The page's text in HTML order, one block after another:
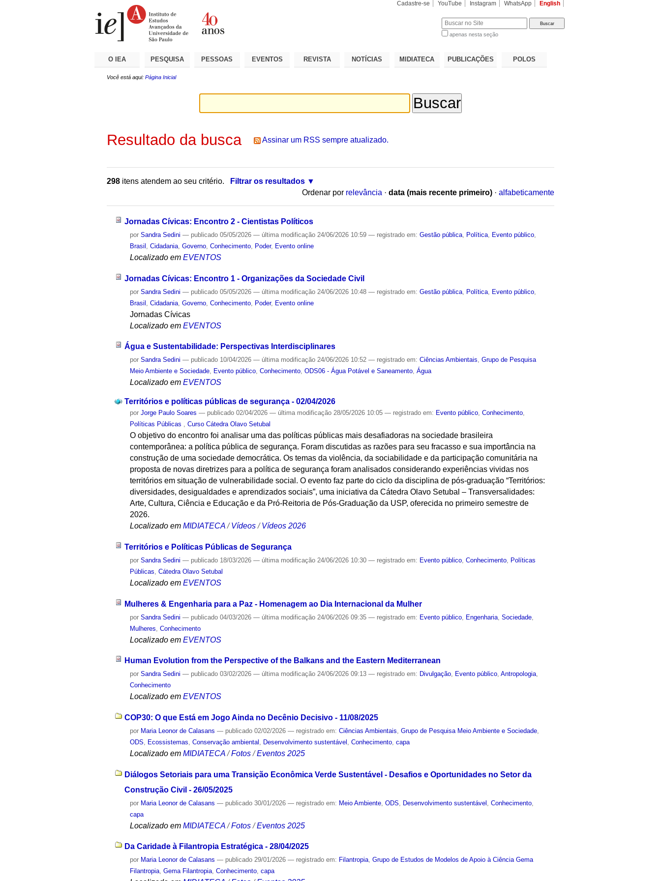
Cadastre-se YouTube Instagram WhatsApp English
apenas nesta seção
O IEA PESQUISA PESSOAS EVENTOS REVISTA NOTÍCIAS MIDIATECA PUBLICAÇÕES POLOS
Você está aqui: Página Inicial
Resultado da busca Assinar um RSS sempre atualizado.
298 itens atendem ao seu critério.
Filtrar os resultados
Ordenar por relevância · data (mais recente primeiro) · alfabeticamente
Jornadas Cívicas: Encontro 2 - Cientistas Políticos
porSandra Sedini — publicado 05/05/2026— última modificação 24/06/2026 10:59— registrado em:Gestão pública Política Evento público
Brasil
,Cidadania ,Governo ,Conhecimento Poder, Evento online
Localizado em EVENTOS
Jornadas Cívicas: Encontro 1 - Organizações da Sociedade Civil
porSandra Sedini — publicado 05/05/2026— última modificação 24/06/2026 10:48— registrado em:Gestão pública Política Evento público
Brasil ,Cidadania ,Governo ,Conhecimento Poder, Evento online
Jornadas Cívicas
Localizado em EVENTOS
Água e Sustentabilidade: Perspectivas Interdisciplinares
porSandra Sedini — publicado 10/04/2026— última modificação 24/06/2026 10:52— registrado em:Ciências Ambientais,Grupo de Pesquisa
Meio Ambiente e Sociedade, Evento público,Conhecimento,ODS06 - Água Potável e Saneamento,Água
Localizado em EVENTOS
Territórios e políticas públicas de segurança - 02/04/2026
porJorge Paulo Soares — publicado 02/04/2026— última modificação 28/05/2026 10:05— registrado em: Evento público,Conhecimento,
Políticas Públicas ,Curso Cátedra Olavo Setubal
O objetivo do encontro foi analisar uma das políticas públicas mais desafiadoras na sociedade brasileira
contemporânea: a política pública de segurança. Foram discutidas as razões para seu fracasso e sua importância na
construção de uma sociedade democrática. Os temas da violência, da sociabilidade e da participação comunitária na
proposta de novas diretrizes para a política de segurança foram analisados considerando experiências vividas nos
territórios em situação de vulnerabilidade social. O evento faz parte do ciclo da disciplina de pós-graduação “Territórios:
diversidades, desigualdades e aprendizados sociais”, uma iniciativa da Cátedra Olavo Setubal – Transversalidades:
Arte, Cultura, Ciência e Educação e da Pró-Reitoria de Pós-Graduação da USP, oferecida no primeiro semestre de
2026.
Localizado em MIDIATECA /Vídeos /Vídeos 2026
Territórios e Políticas Públicas de Segurança
porSandra Sedini — publicado 18/03/2026— última modificação 24/06/2026 10:30— registrado em: Evento público ,Conhecimento
Políticas
Públicas ,Cátedra Olavo Setubal
Localizado em EVENTOS
Mulheres & Engenharia para a Paz - Homenagem ao Dia Internacional da Mulher
porSandra Sedini — publicado 04/03/2026— última modificação 24/06/2026 09:35— registrado em: Evento público Engenharia ,Sociedade
Mulheres ,Conhecimento
Localizado em EVENTOS
Human Evolution from the Perspective of the Balkans and the Eastern Mediterranean
porSandra Sedini — publicado 03/02/2026— última modificação 24/06/2026 09:13— registrado em: Divulgação, Evento público,Antropologia,
Conhecimento
Localizado em EVENTOS
COP30: O que Está em Jogo Ainda no Decênio Decisivo - 11/08/2025
por Maria Leonor de Calasans — publicado 02/02/2026— registrado em:Ciências Ambientais ,Grupo de Pesquisa Meio Ambiente e Sociedade
ODS
Ecossistemas ,Conservação ambiental Desenvolvimento sustentável ,Conhecimento ,capa
Localizado em MIDIATECA /Fotos /Eventos 2025
Diálogos Setoriais para uma Transição Econômica Verde Sustentável - Desafios e Oportunidades no Setor da
Construção Civil - 26/05/2025
por Maria Leonor de Calasans — publicado 30/01/2026— registrado em: Meio Ambiente ,ODS Desenvolvimento sustentável ,Conhecimento
capa
Localizado em MIDIATECA /Fotos /Eventos 2025
Da Caridade à Filantropia Estratégica - 28/04/2025
por Maria Leonor de Calasans — publicado 29/01/2026— registrado em: Filantropia,Grupo de Estudos de Modelos de Apoio à Ciência Gema
Filantropia,Gema Filantropia,Conhecimento,capa